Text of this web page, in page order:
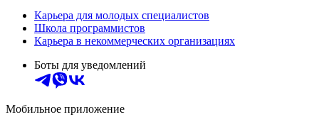
Карьера для молодых специалистов
Школа программистов
Карьера в некоммерческих организациях
Боты для уведомлений
Мобильное приложение